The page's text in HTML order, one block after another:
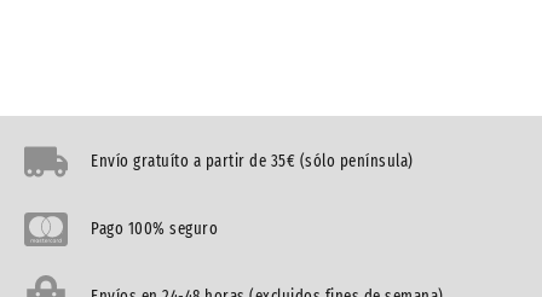
Envío gratuíto a partir de 35€ (sólo península)
Pago 100% seguro